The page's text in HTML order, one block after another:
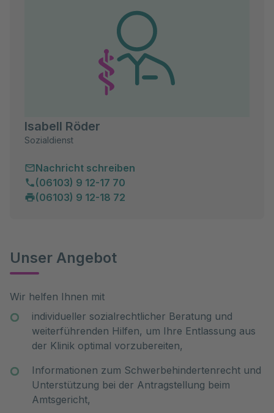
Isabell Röder
Sozialdienst
Nachricht schreiben
(06103) 9 12-17 70
(06103) 9 12-18 72
Unser Angebot
Wir helfen Ihnen mit
individueller sozialrechtlicher Beratung und
weiterführenden Hilfen, um Ihre Entlassung aus
der Klinik optimal vorzubereiten,
Informationen zum Schwerbehindertenrecht und
Unterstützung bei der Antragstellung beim
Amtsgericht,